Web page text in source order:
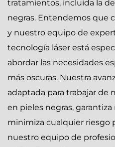
tratamientos, incluida la
negras. Entendemos que
y nuestro equipo de
tecnología láser está
abordar las necesidades
más oscuras. Nuestra
adaptada para trabajar de
en pieles negras,
minimiza cualquier riesgo
nuestro equipo de